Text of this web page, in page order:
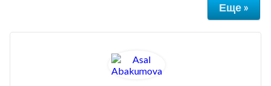
Еще »